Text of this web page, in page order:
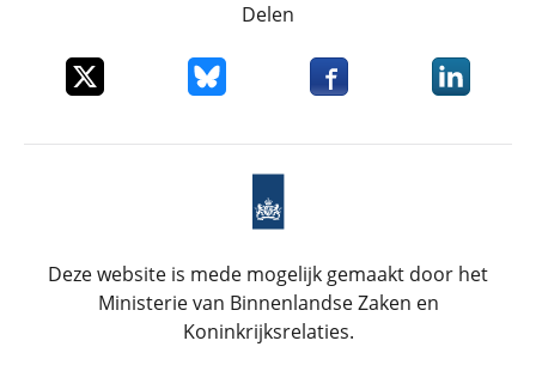
Delen
Deel dit item op XDeel dit item op Bluesky
Deel dit item opDeel dit
Deze website is mede mogelijk gemaakt door het
Ministerie van Binnenlandse Zaken en
Koninkrijksrelaties.